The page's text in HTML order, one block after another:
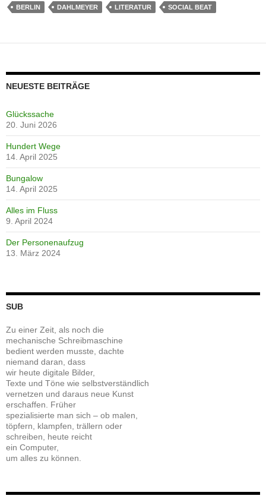
BERLIN DAHLMEYER LITERATUR SOCIAL BEAT
NEUESTE BEITRÄGE
Glückssache
20. Juni 2026
Hundert Wege
14. April 2025
Bungalow
14. April 2025
Alles im Fluss
9. April 2024
Der Personenaufzug
13. März 2024
SUB
Zu einer Zeit, als noch die
mechanische Schreibmaschine
bedient werden musste, dachte
niemand daran, dass
wir heute digitale Bilder,
Texte und Töne wie selbstverständlich
vernetzen und daraus neue Kunst
erschaffen. Früher
spezialisierte man sich – ob malen,
töpfern, klampfen, trällern oder
schreiben, heute reicht
ein Computer,
um alles zu können.